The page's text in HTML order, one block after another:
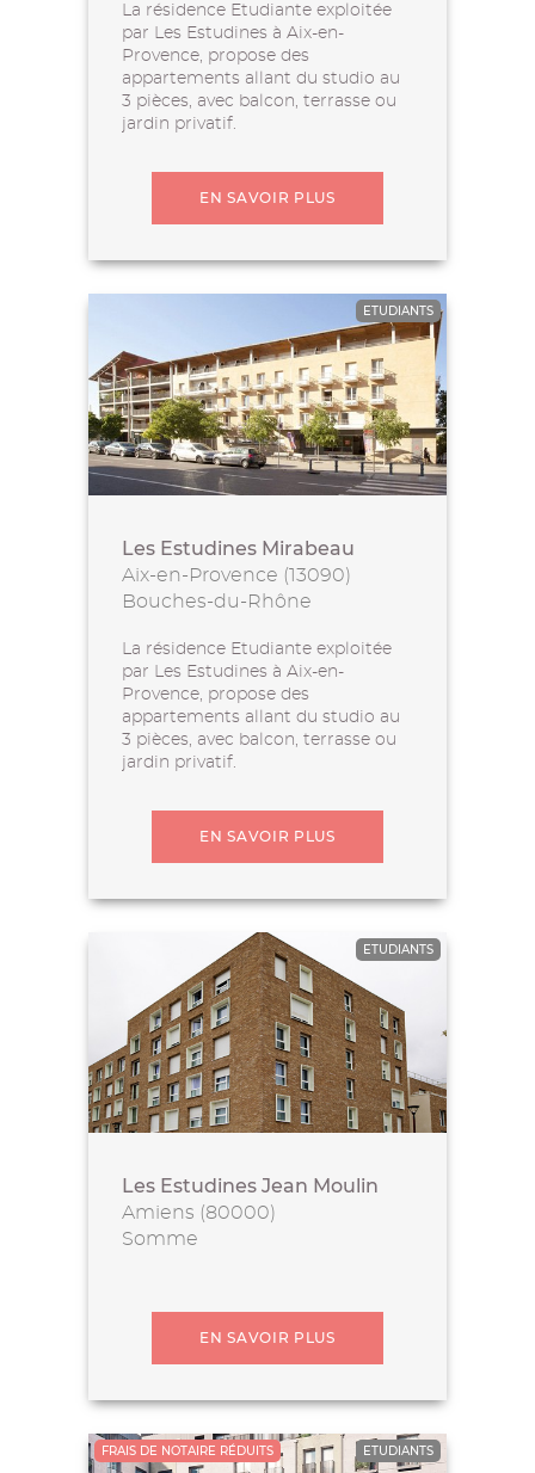
La résidence Etudiante exploitée
par Les Estudines à Aix-en-
Provence, propose des
appartements allant du studio au
3 pièces, avec balcon, terrasse ou
jardin privatif.
EN SAVOIR PLUS
ETUDIANTS
Les Estudines Mirabeau
Aix-en-Provence (13090)
Bouches-du-Rhône
La résidence Etudiante exploitée
par Les Estudines à Aix-en-
Provence, propose des
appartements allant du studio au
3 pièces, avec balcon, terrasse ou
jardin privatif.
EN SAVOIR PLUS
ETUDIANTS
Les Estudines Jean Moulin
Amiens (80000)
Somme
EN SAVOIR PLUS
FRAIS DE NOTAIRE RÉDUITS ETUDIANTS